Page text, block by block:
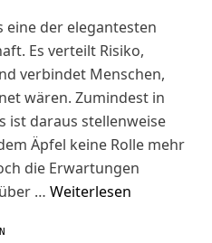
eine der elegantesten
Es verteilt Risiko,
verbindet Menschen,
wären. Zumindest in
ist daraus stellenweise
Äpfel keine Rolle mehr
die Erwartungen
… Weiterlesen